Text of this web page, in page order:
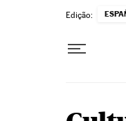
Edição: